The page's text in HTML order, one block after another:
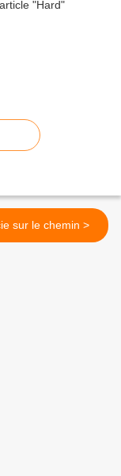
Eclaircie sur le chemin >